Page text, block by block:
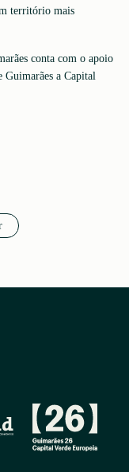
território mais
conta com o apoio
Guimarães a Capital